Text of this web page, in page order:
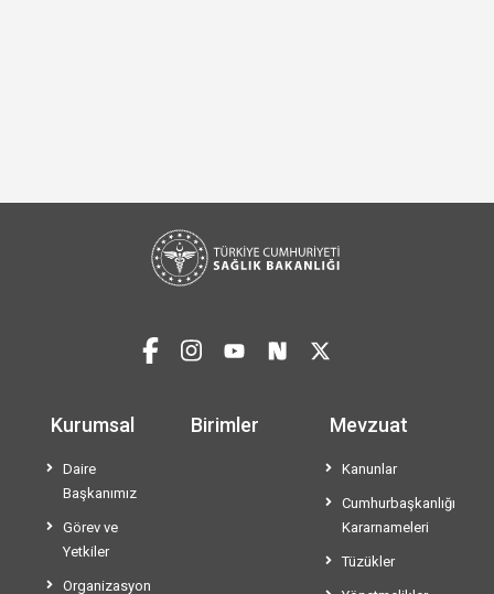
Kurumsal
Daire
Başkanımız
Görev ve
Yetkiler
Organizasyon
Birimler Mevzuat
Kanunlar
Cumhurbaşkanlığı
Kararnameleri
Tüzükler